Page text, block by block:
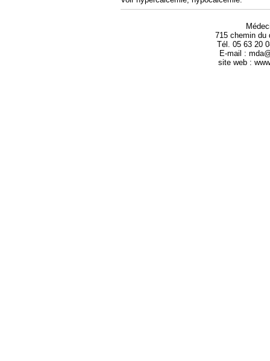
715 chemin du
Tél. 05 63 20
E-mail :
site web :